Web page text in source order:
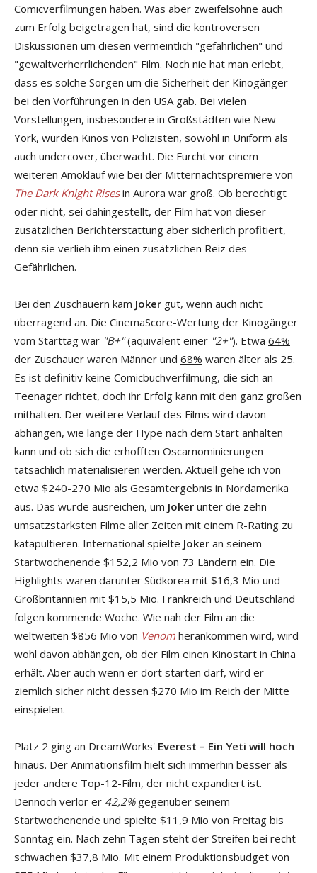
Comicverfilmungen haben. Was aber zweifelsohne auch
zum Erfolg beigetragen hat, sind die kontroversen
Diskussionen um diesen vermeintlich "gefährlichen" und
"gewaltverherrlichenden" Film. Noch nie hat man erlebt,
dass es solche Sorgen um die Sicherheit der Kinogänger
bei den Vorführungen in den USA gab. Bei vielen
Vorstellungen, insbesondere in Großstädten wie New
York, wurden Kinos von Polizisten, sowohl in Uniform als
auch undercover, überwacht. Die Furcht vor einem
weiteren Amoklauf wie bei der Mitternachtspremiere von
The Dark Knight Risesin Aurora war groß. Ob berechtigt
oder nicht, sei dahingestellt, der Film hat von dieser
zusätzlichen Berichterstattung aber sicherlich profitiert,
denn sie verlieh ihm einen zusätzlichen Reiz des
Gefährlichen.
Bei den Zuschauern kam Joker gut, wenn auch nicht
überragend an. Die CinemaScore-Wertung der Kinogänger
vom Starttag war "B+"(äquivalent einer "2+"). Etwa 64%
der Zuschauer waren Männer und 68% waren älter als 25.
Es ist definitiv keine Comicbuchverfilmung, die sich an
Teenager richtet, doch ihr Erfolg kann mit den ganz großen
mithalten. Der weitere Verlauf des Films wird davon
abhängen, wie lange der Hype nach dem Start anhalten
kann und ob sich die erhofften Oscarnominierungen
tatsächlich materialisieren werden. Aktuell gehe ich von
etwa $240-270 Mio als Gesamtergebnis in Nordamerika
aus. Das würde ausreichen, um Joker unter die zehn
umsatzstärksten Filme aller Zeiten mit einem R-Rating zu
katapultieren. International spielte Joker an seinem
Startwochenende $152,2 Mio von 73 Ländern ein. Die
Highlights waren darunter Südkorea mit $16,3 Mio und
Großbritannien mit $15,5 Mio. Frankreich und Deutschland
folgen kommende Woche. Wie nah der Film an die
weltweiten $856 Mio von Venom herankommen wird, wird
wohl davon abhängen, ob der Film einen Kinostart in China
erhält. Aber auch wenn er dort starten darf, wird er
ziemlich sicher nicht dessen $270 Mio im Reich der Mitte
einspielen.
Platz 2 ging an DreamWorks' Everest – Ein Yeti will hoch
hinaus. Der Animationsfilm hielt sich immerhin besser als
jeder andere Top-12-Film, der nicht expandiert ist.
Dennoch verlor er 42,2%gegenüber seinem
Startwochenende und spielte $11,9 Mio von Freitag bis
Sonntag ein. Nach zehn Tagen steht der Streifen bei recht
schwachen $37,8 Mio. Mit einem Produktionsbudget von